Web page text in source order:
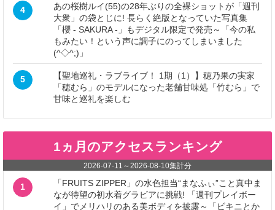
4
あの桜樹ルイ(55)の28年ぶりの全裸ショットが「週刊
大衆」の袋とじに! 長らく絶版となっていた写真集
「櫻 - SAKURA -」もデジタル限定で発売～「今の私
もみたい！という声に調子にのってしまいました
(^◇^;)」
5
【聖地巡礼・ラブライブ！ 1期（1）】穂乃果の実家
「穂むら」のモデルになった老舗甘味処「竹むら」で
甘味と巡礼を楽しむ
1ヵ月のアクセスランキング
2026-07-11 ～2026-08-10集計分
1
「FRUITS ZIPPER」の水色担当“まなふぃ”こと真中ま
なが待望の初水着グラビアに挑戦! 「週刊プレイボー
イ」でメリハリのある美ボディを披露～「ビキニとか